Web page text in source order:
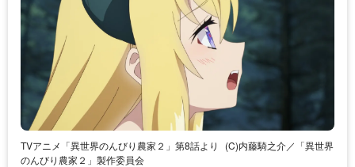
TVアニメ「異世界のんびり農家２」第8話より
(C)内藤騎之介／「異世界
のんびり農家２」製作委員会